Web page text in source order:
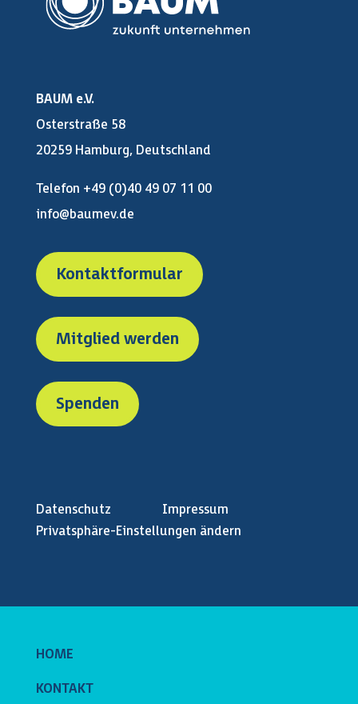
BAUM e.V.
Osterstraße 58
20259 Hamburg, Deutschland
Telefon +49 (0)40 49 07 11 00
info@baumev.de
Kontaktformular
Mitglied werden
Spenden
Datenschutz
Impressum
Privatsphäre-Einstellungen ändern
HOME
KONTAKT